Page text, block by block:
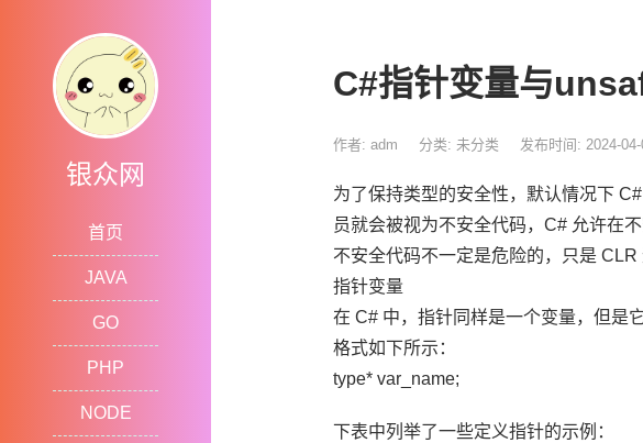
银众网
首页
JAVA
GO
PHP
NODE
C#指针变量与
作者: adm 分类: 未分类 发布时间: 2024-
为了保持类型的安全性，默认情况下
员就会被视为不安全代码，C# 允许在
不安全代码不一定是危险的，只是
指针变量
在 C# 中，指针同样是一个变量，但是
格式如下所示：
type* var_name;
下表中列举了一些定义指针的示例：